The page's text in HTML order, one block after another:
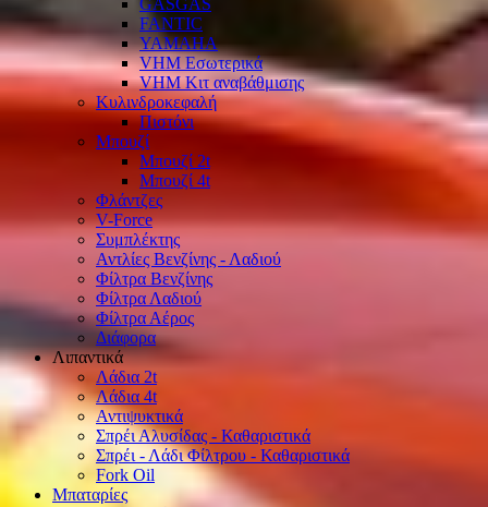
GASGAS
FANTIC
YAMAHA
VHM Εσωτερικά
VHM Κιτ αναβάθμισης
Κυλινδροκεφαλή
Πιστόνι
Μπουζί
Μπουζί 2t
Μπουζί 4t
Φλάντζες
V-Force
Συμπλέκτης
Αντλίες Βενζίνης - Λαδιού
Φίλτρα Βενζίνης
Φίλτρα Λαδιού
Φίλτρα Αέρος
Διάφορα
Λιπαντικά
Λάδια 2t
Λάδια 4t
Αντιψυκτικά
Σπρέι Αλυσίδας - Καθαριστικά
Σπρέι - Λάδι Φίλτρου - Καθαριστικά
Fork Oil
Μπαταρίες